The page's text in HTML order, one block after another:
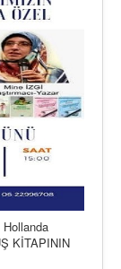
KİTAPININ